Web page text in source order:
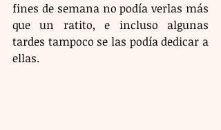
fines de semana no podía verlas más
que un ratito, e incluso algunas
tardes tampoco se las podía dedicar a
ellas.